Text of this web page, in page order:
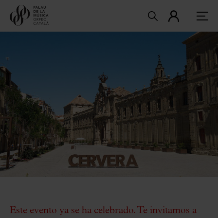
Este evento ya se ha celebrado. Te invitamos a